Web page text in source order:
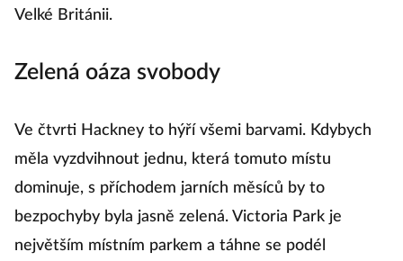
Velké Británii.
Zelená oáza svobody
Ve čtvrti Hackney to hýří všemi barvami. Kdybych
měla vyzdvihnout jednu, která tomuto místu
dominuje, s příchodem jarních měsíců by to
bezpochyby byla jasně zelená. Victoria Park je
největším místním parkem a táhne se podél